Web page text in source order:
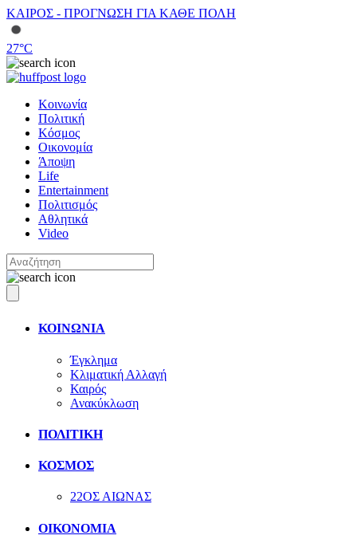
ΚΑΙΡΟΣ - ΠΡΟΓΝΩΣΗ ΓΙΑ ΚΑΘΕ ΠΟΛΗ
27°C
Κοινωνία
Πολιτική
Κόσμος
Οικονομία
Άποψη
Life
Entertainment
Πολιτισμός
Αθλητικά
Video
ΚΟΙΝΩΝΙΑ
Έγκλημα
Κλιματική Αλλαγή
Καιρός
Ανακύκλωση
ΠΟΛΙΤΙΚΗ
ΚΟΣΜΟΣ
22ΟΣ ΑΙΩΝΑΣ
ΟΙΚΟΝΟΜΙΑ